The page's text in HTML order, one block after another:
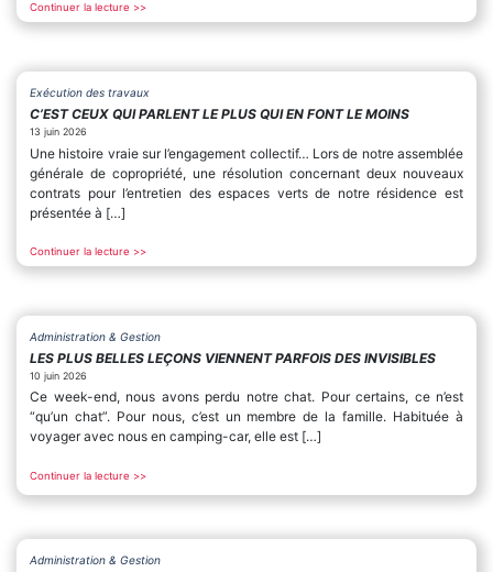
Continuer la lecture >>
Exécution des travaux
C’EST CEUX QUI PARLENT LE PLUS QUI EN FONT LE MOINS
13 juin 2026
Une histoire vraie sur l’engagement collectif… Lors de notre assemblée
générale de copropriété, une résolution concernant deux nouveaux
contrats pour l’entretien des espaces verts de notre résidence est
présentée à […]
Continuer la lecture >>
Administration & Gestion
LES PLUS BELLES LEÇONS VIENNENT PARFOIS DES INVISIBLES
10 juin 2026
Ce week-end, nous avons perdu notre chat. Pour certains, ce n’est
“qu’un chat”. Pour nous, c’est un membre de la famille. Habituée à
voyager avec nous en camping-car, elle est […]
Continuer la lecture >>
Administration & Gestion